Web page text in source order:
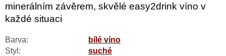
minerálním závěrem, skvělé easy2drink víno v
každé situaci
Barva:
bílé víno
Styl:
suché